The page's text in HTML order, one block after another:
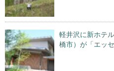
軽井沢に新ホテ
橋市）が「エッ